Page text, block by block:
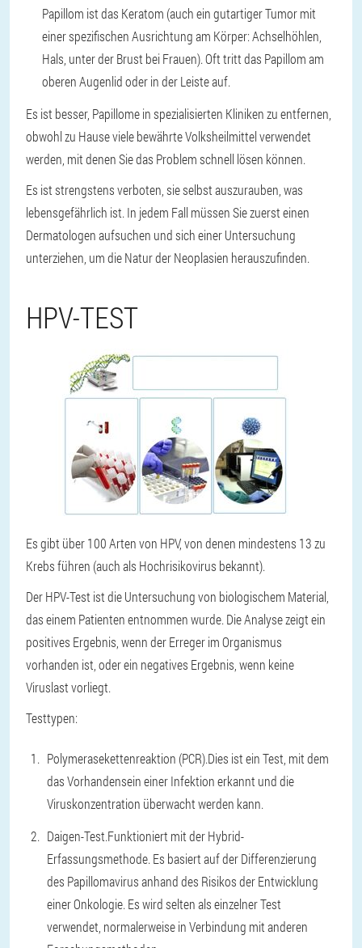
Papillom ist das Keratom (auch ein gutartiger Tumor mit
einer spezifischen Ausrichtung am Körper: Achselhöhlen,
Hals, unter der Brust bei Frauen). Oft tritt das Papillom am
oberen Augenlid oder in der Leiste auf.
Es ist besser, Papillome in spezialisierten Kliniken zu entfernen,
obwohl zu Hause viele bewährte Volksheilmittel verwendet
werden, mit denen Sie das Problem schnell lösen können.
Es ist strengstens verboten, sie selbst auszurauben, was
lebensgefährlich ist. In jedem Fall müssen Sie zuerst einen
Dermatologen aufsuchen und sich einer Untersuchung
unterziehen, um die Natur der Neoplasien herauszufinden.
HPV-TEST
Es gibt über 100 Arten von HPV, von denen mindestens 13 zu
Krebs führen (auch als Hochrisikovirus bekannt).
Der HPV-Test ist die Untersuchung von biologischem Material,
das einem Patienten entnommen wurde. Die Analyse zeigt ein
positives Ergebnis, wenn der Erreger im Organismus
vorhanden ist, oder ein negatives Ergebnis, wenn keine
Viruslast vorliegt.
Testtypen:
Polymerasekettenreaktion (PCR).Dies ist ein Test, mit dem
das Vorhandensein einer Infektion erkannt und die
Viruskonzentration überwacht werden kann.
Daigen-Test.Funktioniert mit der Hybrid-
Erfassungsmethode. Es basiert auf der Differenzierung
des Papillomavirus anhand des Risikos der Entwicklung
einer Onkologie. Es wird selten als einzelner Test
verwendet, normalerweise in Verbindung mit anderen